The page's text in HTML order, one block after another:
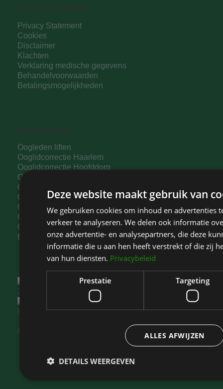
Juridische informatie
Privacy Statement
Cookies
Disclaimer
Klachten
Verklaring medische gegevens
Behandelvoorwaarden
Betalingsmogelijkheden
Meer informatie
Oogleden liften
Ooglidcorrectie Haarlem
Ooglidcorrectie Hoofddorp
Ooglidcorrectie Amsterdam
Ooglidcorrectie Noord-Holland
Ooglidcorrectie Bloemendaal
Ooglidcorrectie Zaandam
Ooglidcorrectie IJmuiden
Ooglidcorrectie Beverwijk
Borstvergroting Haarlem
Kliniek Het Bolwerkis gewaardeerd op
plaats een waardering
Deze website maakt gebruik van
We gebruiken cookies om inhoud en advertenties
verkeer te analyseren. We delen ook informatie
onze advertentie- en analysepartners, die deze
informatie die u aan hen heeft verstrekt of die zij
van hun diensten. Privacybeleid
Prestatie Targeting
ALLES AFWIJZEN
DETAILS WEERGEVEN